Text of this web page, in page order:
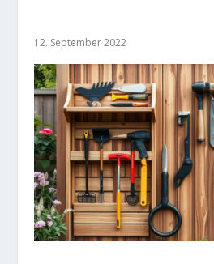
12. September 2022